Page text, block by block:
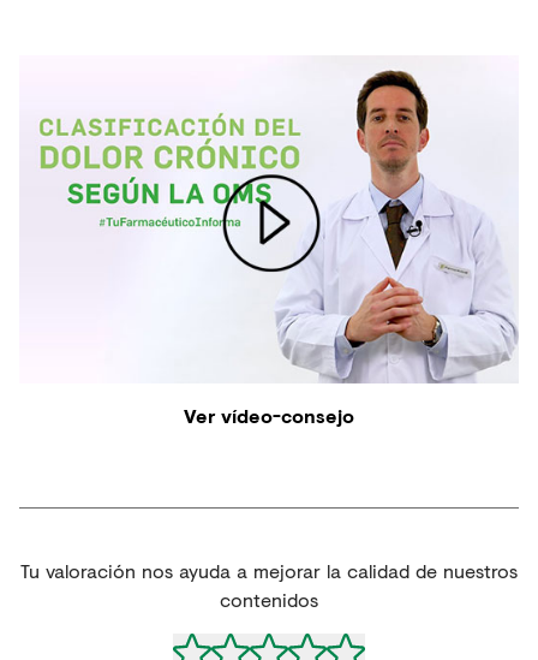
Ver vídeo-consejo
Tu valoración nos ayuda a mejorar la calidad de nuestros
contenidos